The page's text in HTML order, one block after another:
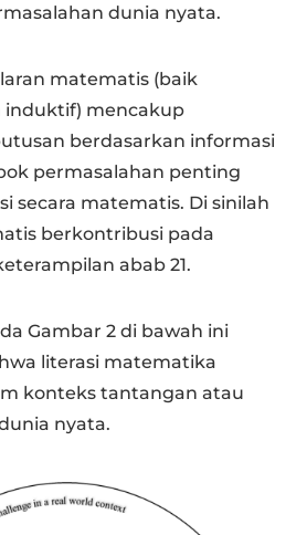
dunia nyata.
matematis (baik
mencakup
berdasarkan informasi
permasalahan penting
secara matematis. Di sinilah
berkontribusi pada
abab 21.
Gambar 2 di bawah ini
literasi matematika
konteks tantangan atau
nyata.